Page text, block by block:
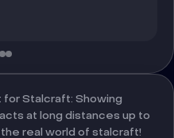
Stalcraft: Showing
at long distances up to
real world of stalcraft!